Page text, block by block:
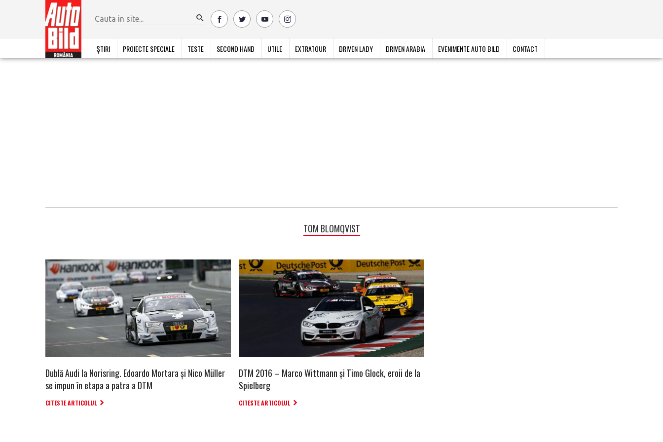
ȘTIRI PROIECTE SPECIALE TESTE SECOND HAND UTILE EXTRATOUR DRIVEN LADY DRIVEN ARABIA EVENIMENTE AUTO BILD CONTACT
TOM BLOMQVIST
Dublă Audi la Norisring. Edoardo Mortara și Nico Müller
se impun în etapa a patra a DTM
CITESTE ARTICOLUL
DTM 2016 – Marco Wittmann şi Timo Glock, eroii de la
Spielberg
CITESTE ARTICOLUL